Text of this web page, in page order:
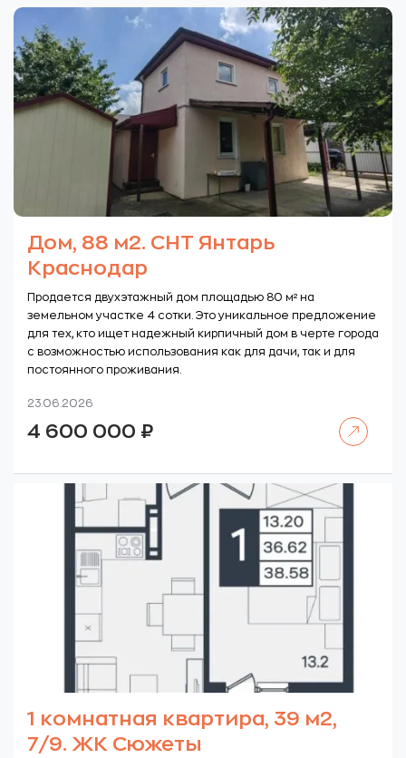
Дом, 88 м2. СНТ Янтарь
Краснодар
Продается двухэтажный дом площадью 80 м² на
земельном участке 4 сотки. Это уникальное предложение
для тех, кто ищет надежный кирпичный дом в черте города
с возможностью использования как для дачи, так и для
постоянного проживания.
23.06.2026
4 600 000 ₽
1 комнатная квартира, 39 м2,
7/9. ЖК Сюжеты